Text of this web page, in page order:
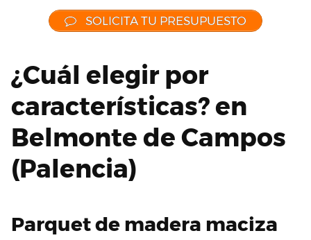
SOLICITA TU PRESUPUESTO
¿Cuál elegir por
características? en
Belmonte de Campos
(Palencia)
Parquet de madera maciza